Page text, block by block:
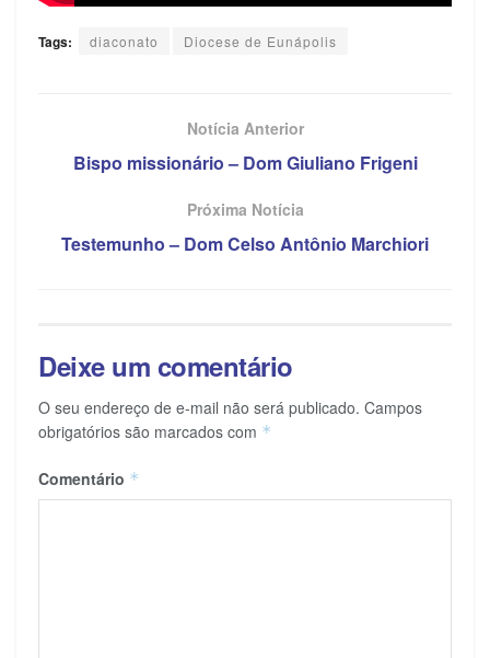
Tags: diaconato Diocese de Eunápolis
Notícia Anterior
Bispo missionário – Dom Giuliano Frigeni
Próxima Notícia
Testemunho – Dom Celso Antônio Marchiori
Deixe um comentário
O seu endereço de e-mail não será publicado. Campos
obrigatórios são marcados com *
Comentário *